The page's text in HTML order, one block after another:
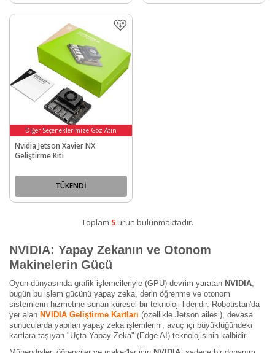
Diğer Seçeneklerimize Göz Atın
Nvidia Jetson Xavier NX
Geliştirme Kiti
TÜKENDİ
Toplam 5ürün bulunmaktadır.
NVIDIA: Yapay Zekanın ve Otonom
Makinelerin Gücü
Oyun dünyasında grafik işlemcileriyle (GPU) devrim yaratan NVIDIA
bugün bu işlem gücünü yapay zeka, derin öğrenme ve otonom
sistemlerin hizmetine sunan küresel bir teknoloji lideridir. Robotistan'da
yer alan NVIDIA Geliştirme Kartları (özellikle Jetson ailesi), devasa
sunucularda yapılan yapay zeka işlemlerini, avuç içi büyüklüğündeki
kartlara taşıyan "Uçta Yapay Zeka" (Edge AI) teknolojisinin kalbidir.